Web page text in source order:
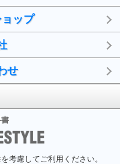
ップ
せ
書
考慮してご利用ください。